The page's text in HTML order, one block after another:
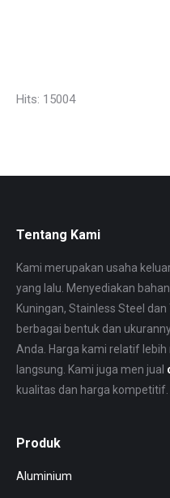
Hits: 15004
Tentang Kami
Kami merupakan usaha
yang lalu. Menyediakan
Kuningan, Stainless Steel
berbagai bentuk dan
Anda. Harga kami relatif
langsung. Kami juga men jual
kualitas dan harga kompetitif.
Produk
Aluminium